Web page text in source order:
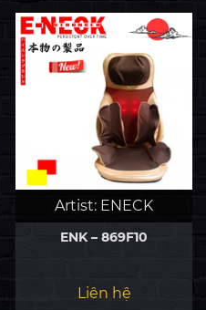
Artist: ENECK
ENK – 869F10
Liên hệ